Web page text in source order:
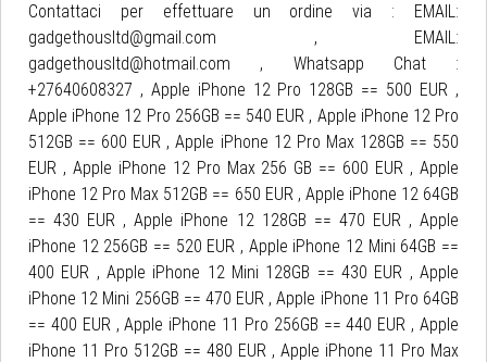
Contattaci per effettuare un ordine via : EMAIL:
gadgethousltd@gmail.com , EMAIL:
gadgethousltd@hotmail.com , Whatsapp Chat :
+27640608327 , Apple iPhone 12 Pro 128GB == 500 EUR ,
Apple iPhone 12 Pro 256GB == 540 EUR , Apple iPhone 12 Pro
512GB == 600 EUR , Apple iPhone 12 Pro Max 128GB == 550
EUR , Apple iPhone 12 Pro Max 256 GB == 600 EUR , Apple
iPhone 12 Pro Max 512GB == 650 EUR , Apple iPhone 12 64GB
== 430 EUR , Apple iPhone 12 128GB == 470 EUR , Apple
iPhone 12 256GB == 520 EUR , Apple iPhone 12 Mini 64GB ==
400 EUR , Apple iPhone 12 Mini 128GB == 430 EUR , Apple
iPhone 12 Mini 256GB == 470 EUR , Apple iPhone 11 Pro 64GB
== 400 EUR , Apple iPhone 11 Pro 256GB == 440 EUR , Apple
iPhone 11 Pro 512GB == 480 EUR , Apple iPhone 11 Pro Max